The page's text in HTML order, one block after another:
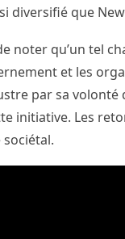
diversifié que
noter qu’un tel
et les
par sa
initiative. Les